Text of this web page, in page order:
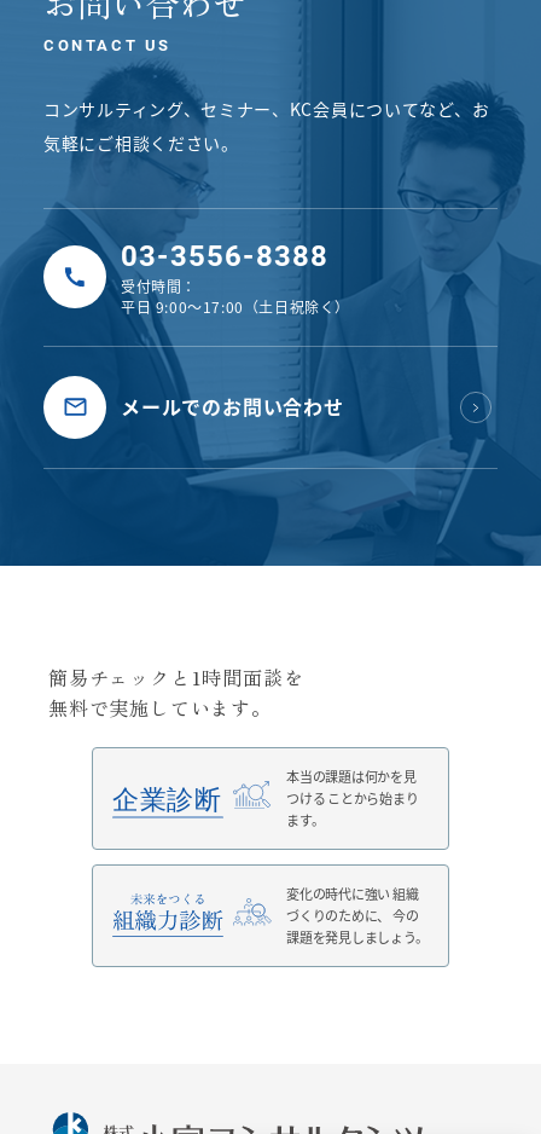
CONTACT US
コンサルティング、セミナー、KC会員についてなど、 お
気軽にご相談ください。
03-3556-8388
受付時間：
平日 9:00〜17:00（土日祝除く）
メールでのお問い合わせ
簡易チェックと1時間面談を
無料で実施しています。
本当の課題は何かを見
つける ことから始まり
ます。
変化の時代に強い組織
づくりのために、
今の
課題を発見しましょう。